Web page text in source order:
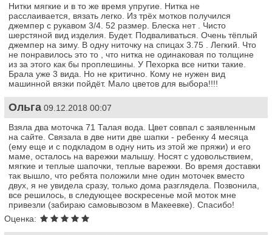
Нитки мягкие и в то же время упругие. Нитка не
расслаивается, вязать легко. Из трёх мотков получился
джемпер с рукавом 3/4. 52 размер. Блеска нет . Чисто
шерстяной вид изделия. Будет. Подваливаться. Очень тёплый
джемпер на зиму. В одну ниточку на спицах 3.75 . Легкий. Что
не понравилось это то , что нитка не одинаковая по толщине
из за этого как бы проплешины. У Пехорка все нитки такие.
Брала уже 3 вида. Но не критично. Кому не нужен вид
машинной вязки пойдёт. Мало цветов для выбора!!!!
Ольга 09.12.2018 00:07
Взяла два моточка 71 Талая вода. Цвет совпал с заявленным
на сайте. Связала в две нити две шапки - ребенку 4 месяца
(ему еще и с подкладом в одну нить из этой же пряжи) и его
маме, осталось на варежки малышу. Носят с удовольствием,
мягкие и теплые шапочки, теплые варежки. Во время доставки
так вышло, что ребята положили мне один моточек вместо
двух, я не увидела сразу, только дома разглядела. Позвонила,
все решилось, в следующее воскресенье мой моток мне
привезли (забираю самовывозом в Макеевке). Спасибо!
Оценка: